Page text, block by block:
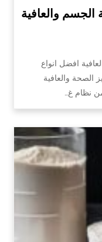
الجسم والعافية
افضل انواع
الصحة والعافية
من نظام غ…